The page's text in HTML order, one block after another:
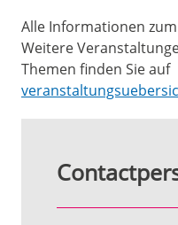
Alle Informationen
Weitere
Themen finden Sie auf